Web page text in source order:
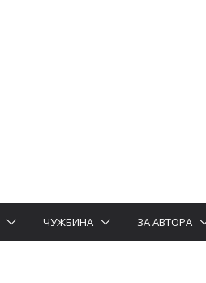
ЧУЖБИНА ЗА АВТОРА